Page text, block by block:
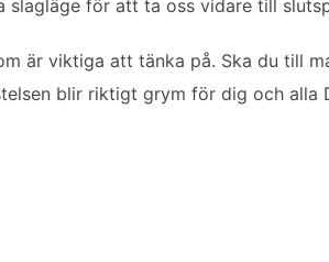
slagläge för att ta oss vidare till
är viktiga att tänka på. Ska du till
blir riktigt grym för dig och alla